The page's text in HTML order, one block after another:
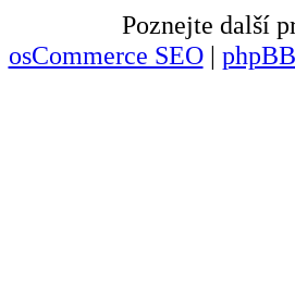
Poznejte další
osCommerce SEO|